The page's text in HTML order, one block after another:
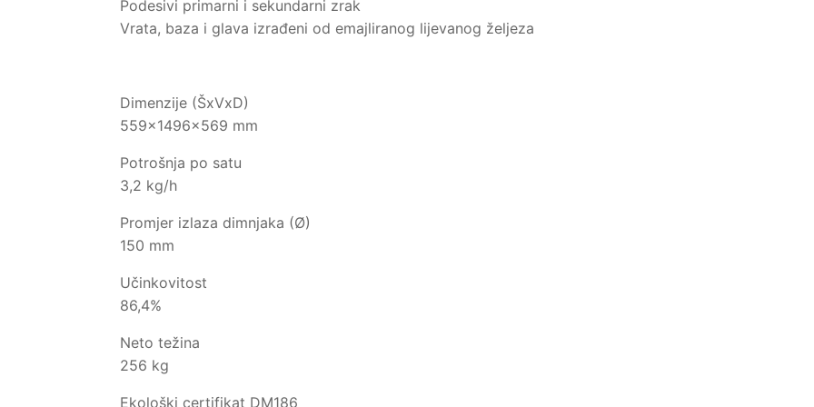
Podesivi primarni i sekundarni zrak
Vrata, baza i glava izrađeni od emajliranog lijevanog željeza
Dimenzije (ŠxVxD)
559x1496x569 mm
Potrošnja po satu
3,2 kg/h
Promjer izlaza dimnjaka (Ø)
150 mm
Učinkovitost
86,4%
Neto težina
256 kg
Ekološki certifikat DM186